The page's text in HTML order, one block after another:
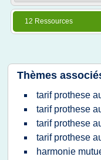
12 Ressources
Thèmes
tarif prothese
tarif prothese
tarif prothese
tarif prothese
harmonie